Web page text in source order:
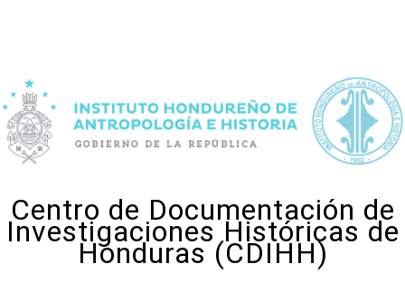
Centro de Documentación de
Investigaciones Históricas de
Honduras (CDIHH)